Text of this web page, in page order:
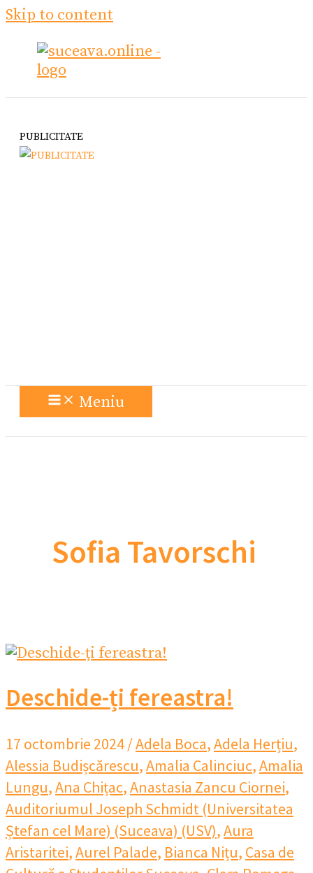
Skip to content
PUBLICITATE
Meniu
Sofia Tavorschi
Deschide-ți fereastra!
17 octombrie 2024/Adela Boca,Adela Herțiu,
Alessia Budișcărescu,Amalia Calinciuc,Amalia
Lungu,Ana Chițac,Anastasia Zancu Ciornei,
Auditoriumul Joseph Schmidt (Universitatea
Ștefan cel Mare) (Suceava) (USV),Aura
Aristaritei,Aurel Palade, Bianca Nițu, Casa de